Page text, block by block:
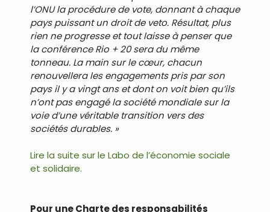
l’ONU la procédure de vote, donnant à chaque
pays puissant un droit de veto. Résultat, plus
rien ne progresse et tout laisse à penser que
la conférence Rio + 20 sera du même
tonneau. La main sur le cœur, chacun
renouvellera les engagements pris par son
pays il y a vingt ans et dont on voit bien qu’ils
n’ont pas engagé la société mondiale sur la
voie d’une véritable transition vers des
sociétés durables. »
Lire la suite sur le Labo de l’économie sociale
et solidaire.
Pour une Charte des responsabilités